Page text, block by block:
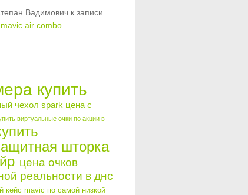
Вадимович к записи
air combo
купить
чехол spark цена с
виртуальные очки по акции в
шторка
цена очков
реальности в днс
кейс mavic по самой низкой